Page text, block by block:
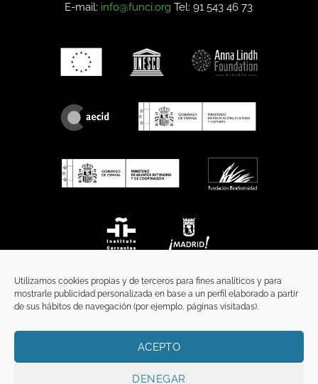
Utilizamos cookies propias y de terceros para fines analíticos y para
mostrarle publicidad personalizada en base a un perfil elaborado a partir
de sus hábitos de navegación (por ejemplo, páginas visitadas).
ACEPTO
DENEGAR
E-mail: info@funci.org Tel: 91 543 46 73
TÉRMINOS Y CONDICIONES